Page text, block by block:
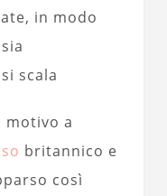
in modo
scala
motivo a
britannico e
così